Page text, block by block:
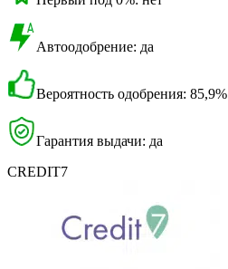
Автоодобрение: да
Вероятность одобрения: 85,9%
Гарантия выдачи: да
CREDIT7